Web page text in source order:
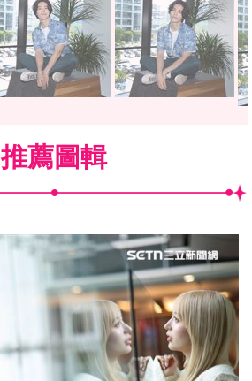
推薦圖輯